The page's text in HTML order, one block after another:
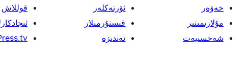
خەۋەر
مۇلازىمىتىر
شەخسىيەت
ئۆرنەكلەر
قىستۇرمىلار
ئەندىزە
قوللاش